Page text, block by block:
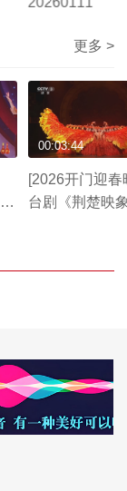
更多 >
[2026开门迎春
台剧《荆楚映
00:03:44